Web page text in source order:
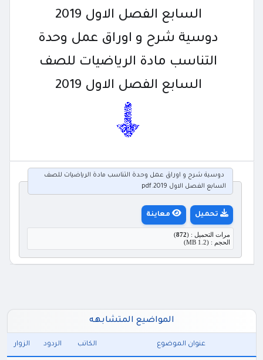
السابع الفصل الاول 2019
دوسية شرح و اوراق عمل وحدة
التناسب مادة الرياضيات للصف
السابع الفصل الاول 2019
دوسية شرح و اوراق عمل وحدة التناسب مادة الرياضيات للصف
السابع الفصل الاول 2019.pdf
تحميل معاينة
مرات التحميل : (872
)
الحجم : (1.2 MB)
المواضيع المتشابهه
عنوان الموضوع الكاتب الردود الزوار